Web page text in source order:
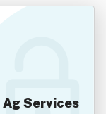
Ag Services